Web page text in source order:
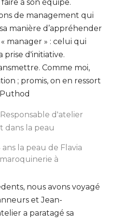
à son équipe.
de management qui
manière d’appréhender
manager » : celui qui
prise d'initiative.
Comme moi,
; promis, on en ressort
Responsable d'atelier
dans la peau
ans la peau de Flavia
à
nous avons voyagé
et Jean-
a paratagé sa